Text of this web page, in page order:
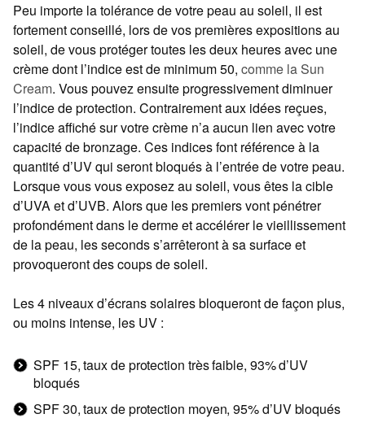
Peu importe la tolérance de votre peau au soleil, il est
fortement conseillé, lors de vos premières expositions au
soleil, de vous protéger toutes les deux heures avec une
crème dont l’indice est de minimum 50, comme la Sun
Cream. Vous pouvez ensuite progressivement diminuer
l’indice de protection. Contrairement aux idées reçues,
l’indice affiché sur votre crème n’a aucun lien avec votre
capacité de bronzage. Ces indices font référence à la
quantité d’UV qui seront bloqués à l’entrée de votre peau.
Lorsque vous vous exposez au soleil, vous êtes la cible
d’UVA et d’UVB. Alors que les premiers vont pénétrer
profondément dans le derme et accélérer le vieillissement
de la peau, les seconds s’arrêteront à sa surface et
provoqueront des coups de soleil.
Les 4 niveaux d’écrans solaires bloqueront de façon plus,
ou moins intense, les UV :
SPF 15, taux de protection très faible, 93% d’UV
bloqués
SPF 30, taux de protection moyen, 95% d’UV bloqués